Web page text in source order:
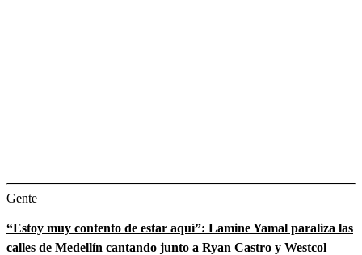
Gente
“Estoy muy contento de estar aquí”: Lamine Yamal paraliza las
calles de Medellín cantando junto a Ryan Castro y Westcol